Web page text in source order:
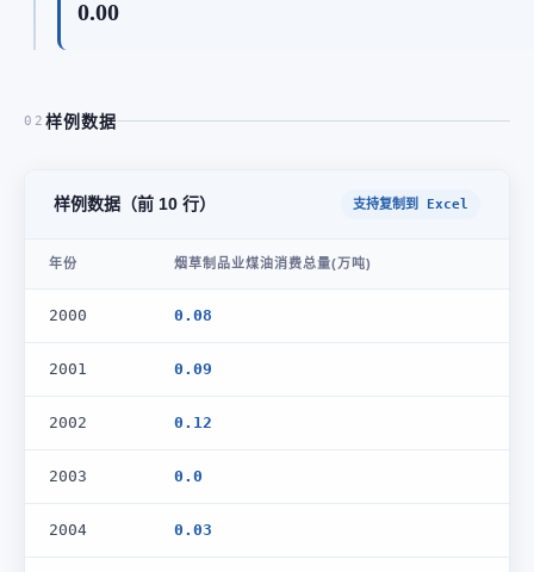
0.00
02 样例数据
样例数据（前 10 行） 支持复制到 Excel
年份 烟草制品业煤油消费总量(万吨)
2000 0.08
2001 0.09
2002 0.12
2003 0.0
2004 0.03